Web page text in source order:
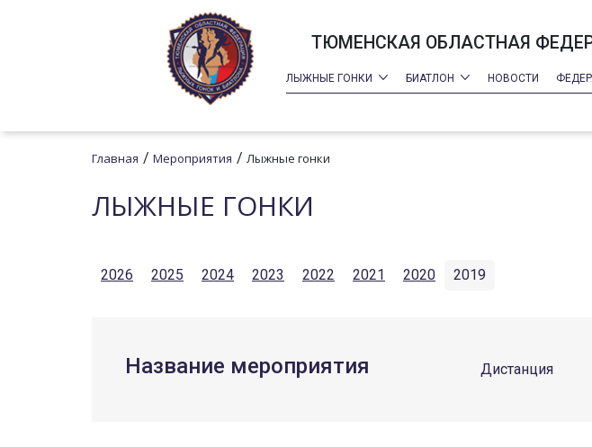
ТЮМЕНСКАЯ ОБЛАСТНАЯ
ЛЫЖНЫЕ ГОНКИ БИАТЛОН НОВОСТИ
Главная / Мероприятия / Лыжные гонки
ЛЫЖНЫЕ ГОНКИ
2026 2025 2024 2023 2022 2021 2020 2019
Название мероприятия Дистанция